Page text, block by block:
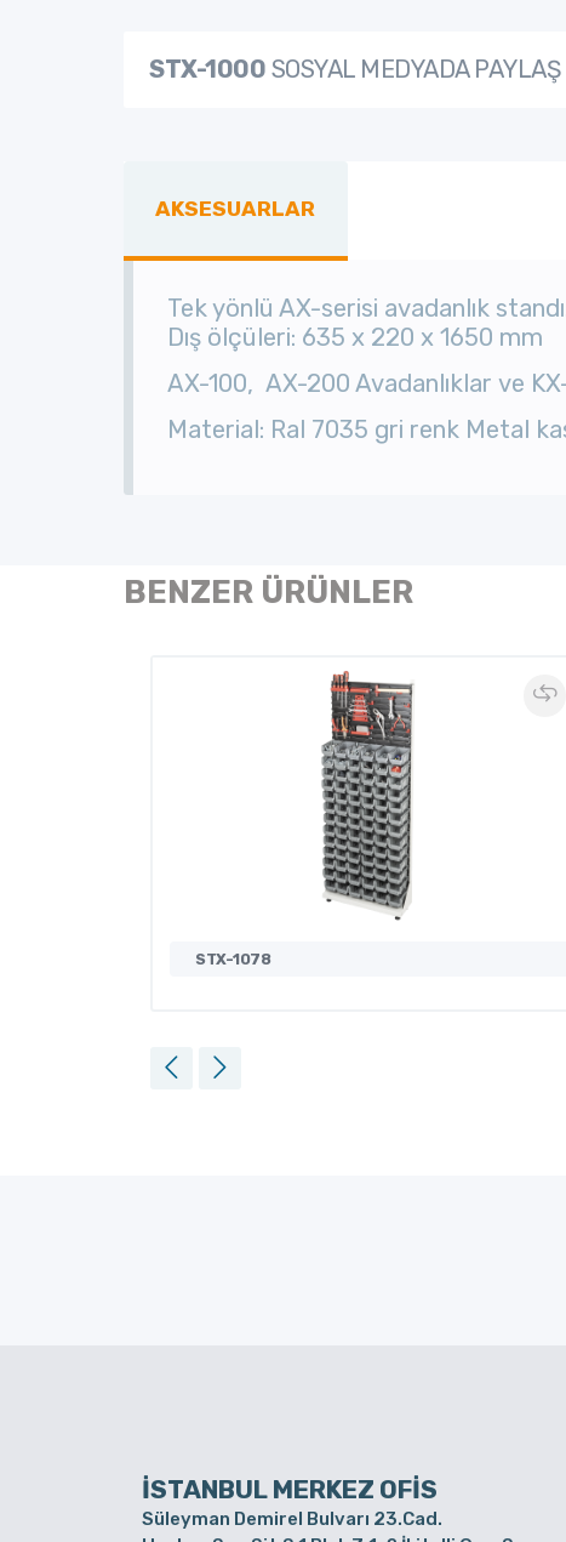
STX-1000 SOSYAL MEDYADA PAYLAŞ
AKSESUARLAR
Tek yönlü AX-serisi avadanlık
Dış ölçüleri: 635 x 220 x 1650 mm
AX-100, AX-200 Avadanlıklar ve
Material: Ral 7035 gri renk Metal
BENZER ÜRÜNLER
STX-1078
İSTANBUL MERKEZ OFİS
Süleyman Demirel Bulvarı 23.Cad.